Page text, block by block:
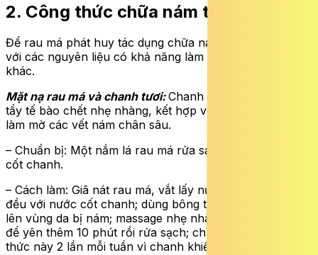
2. Công thức chữa nám từ rau má
Để rau má phát huy tác dụng chữa nám, nên kết hợp
với các nguyên liệu có khả năng làm sáng da tự nhiên
khác.
Mặt nạ rau má và chanh tươi:Chanh chứa axit citric giúp
tẩy tế bào chết nhẹ nhàng, kết hợp với rau má sẽ giúp
làm mờ các vết nám chân sâu.
– Chuẩn bị: Một nắm lá rau má rửa sạch, vài giọt nước
cốt chanh.
– Cách làm: Giã nát rau má, vắt lấy nước cốt rồi trộn
đều với nước cốt chanh; dùng bông thấm hỗn hợp thoa
lên vùng da bị nám; massage nhẹ nhàng trong 5 phút và
để yên thêm 10 phút rồi rửa sạch; chỉ nên dùng công
thức này 2 lần mỗi tuần vì chanh khiến da dễ bắt nắng.